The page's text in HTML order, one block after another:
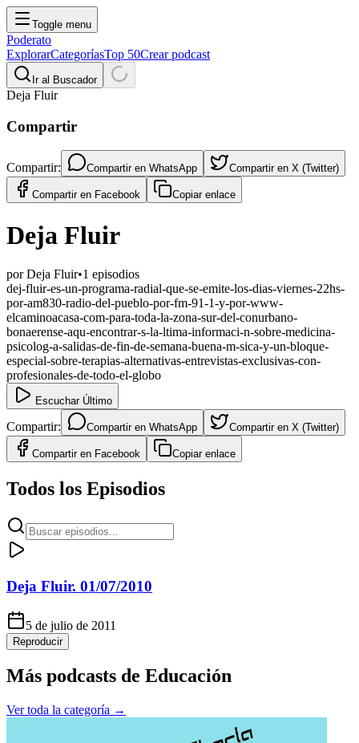
Toggle menu
Poderato
ExplorarCategoríasTop 50Crear podcast
Ir al Buscador
Deja Fluir
Compartir
Compartir: Compartir en WhatsApp Compartir en X (Twitter)
Compartir en Facebook Copiar enlace
Deja Fluir
porDeja Fluir•1 episodios
dej-fluir-es-un-programa-radial-que-se-emite-los-dias-viernes-22hs-
por-am830-radio-del-pueblo-por-fm-91-1-y-por-www-
elcaminoacasa-com-para-toda-la-zona-sur-del-conurbano-
bonaerense-aqu-encontrar-s-la-ltima-informaci-n-sobre-medicina-
psicolog-a-salidas-de-fin-de-semana-buena-m-sica-y-un-bloque-
especial-sobre-terapias-alternativas-entrevistas-exclusivas-con-
profesionales-de-todo-el-globo
Escuchar Último
Compartir: Compartir en WhatsApp Compartir en X (Twitter)
Compartir en Facebook Copiar enlace
Todos los Episodios
Deja Fluir. 01/07/2010
5 de julio de 2011
Reproducir
Más podcasts de Educación
Ver toda la categoría →